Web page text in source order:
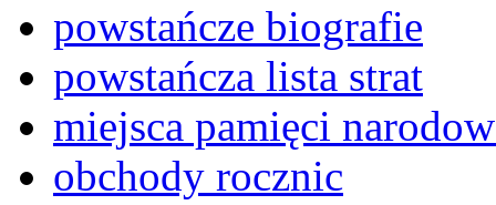
powstańcze biografie
powstańcza lista strat
miejsca pamięci
obchody rocznic